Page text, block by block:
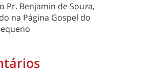
Pr. Benjamin de Souza,
na Página Gospel do